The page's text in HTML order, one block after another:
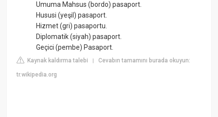
Umuma Mahsus (bordo) pasaport.
Hususi (yeşil) pasaport.
Hizmet (gri) pasaportu.
Diplomatik (siyah) pasaport.
Geçici (pembe) Pasaport.
Kaynak kaldırma talebi |Cevabın tamamını burada okuyun:
tr.wikipedia.org